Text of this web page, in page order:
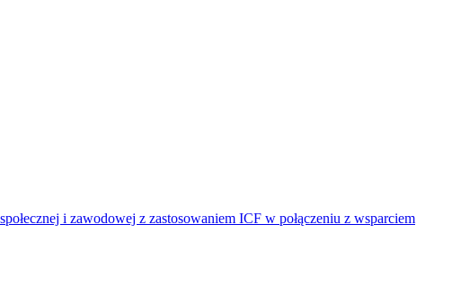
i zawodowej z zastosowaniem ICF w połączeniu z wsparciem